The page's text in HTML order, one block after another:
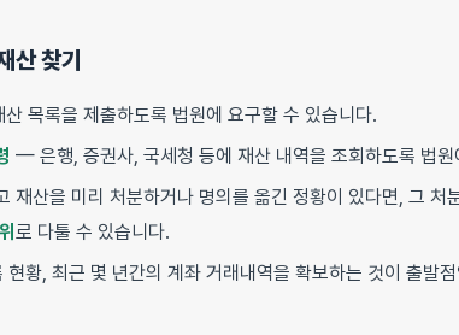
산 찾기
목록을 제출하도록 법원에 요구할 수 있습니다.
— 은행, 증권사, 국세청 등에 재산 내역을 조회하도록 법원
재산을 미리 처분하거나 명의를 옮긴 정황이 있다면, 그 처
로 다툴 수 있습니다.
황, 최근 몇 년간의 계좌 거래내역을 확보하는 것이 출발